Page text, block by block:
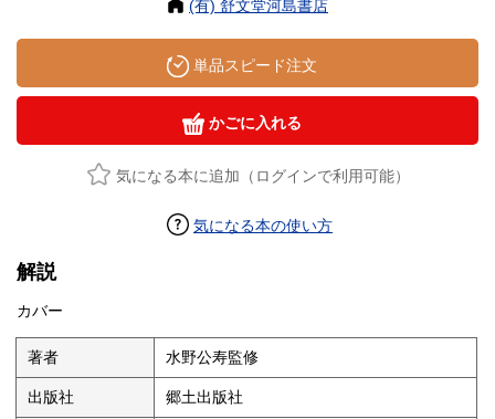
(有) 舒文堂河島書店
単品スピード注文
かごに入れる
気になる本に追加（ログインで利用可能）
気になる本の使い方
解説
カバー
著者 水野公寿監修
出版社 郷土出版社